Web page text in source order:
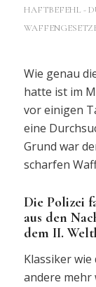
HAFTBEFEHL -
Wie genau
hatte ist im
vor einigen
eine
Grund war
scharfen
Die Polizei
aus den
dem II.
Klassiker
andere mehr